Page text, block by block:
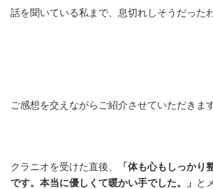
話を聞いている私まで、息切れしそうだった
ご感想を交えながらご紹介させていただきます
クラニオを受けた直後、
「体も心もしっかり
です。本当に優しくて暖かい手でした。」 と